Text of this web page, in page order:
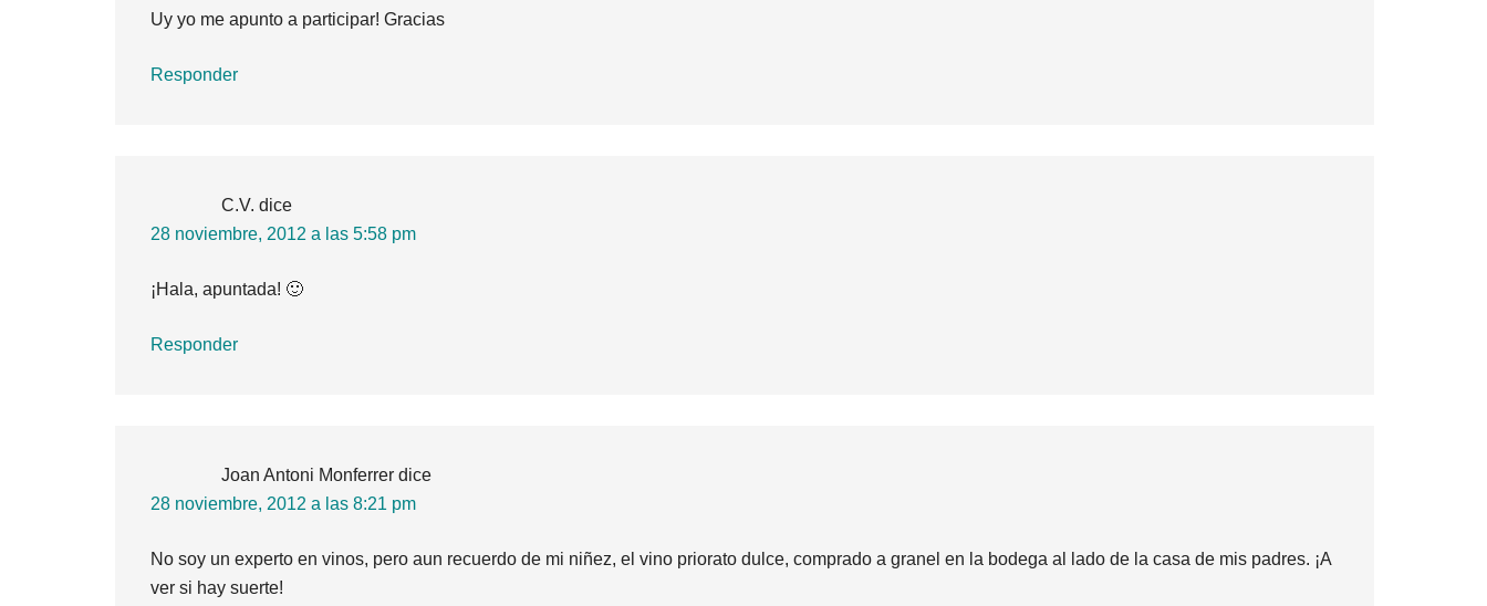
Uy yo me apunto a participar! Gracias
Responder
C.V. dice
28 noviembre, 2012 a las 5:58 pm
¡Hala, apuntada! 🙂
Responder
Joan Antoni Monferrer dice
28 noviembre, 2012 a las 8:21 pm
No soy un experto en vinos, pero aun recuerdo de mi niñez, el vino priorato dulce, comprado a granel en la bodega al lado de la casa de mis padres. ¡A
ver si hay suerte!